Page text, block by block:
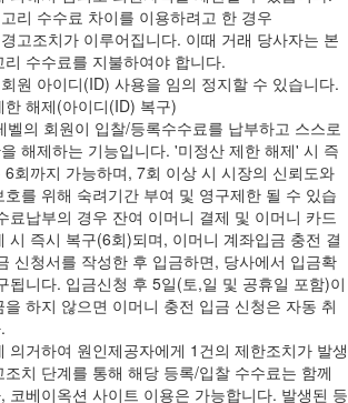
리 수수료 차이를 이용하려고 한 경우
고조치가 이루어집니다. 이때 거래 당사자는 본
리 수수료를 지불하여야 합니다.
원 아이디(ID) 사용을 임의 정지할 수 있습니다.
한 해제(아이디(ID) 복구)
벨의 회원이 입찰/등록수수료를 납부하고 스스로
해제하는 기능입니다. '미정산 제한 해제' 시 즉
6회까지 가능하며, 7회 이상 시 시장의 신뢰도와
호를 위해 숙려기간 부여 및 영구제한 될 수 있습
료납부의 경우 잔여 이머니 결제 및 이머니 카드
시 즉시 복구(6회)되며, 이머니 계좌입금 충전 결
신청서를 작성한 후 입금하면, 당사에서 입금확
됩니다. 입금신청 후 5일(토,일 및 공휴일 포함)이
을 하지 않으면 이머니 충전 입금 신청은 자동 취
의거하여 원인제공자에게 1건의 제한조치가 발생
조치 단계를 통해 해당 등록/입찰 수수료는 함께
코베이옥션 사이트 이용은 가능합니다. 발생된 등